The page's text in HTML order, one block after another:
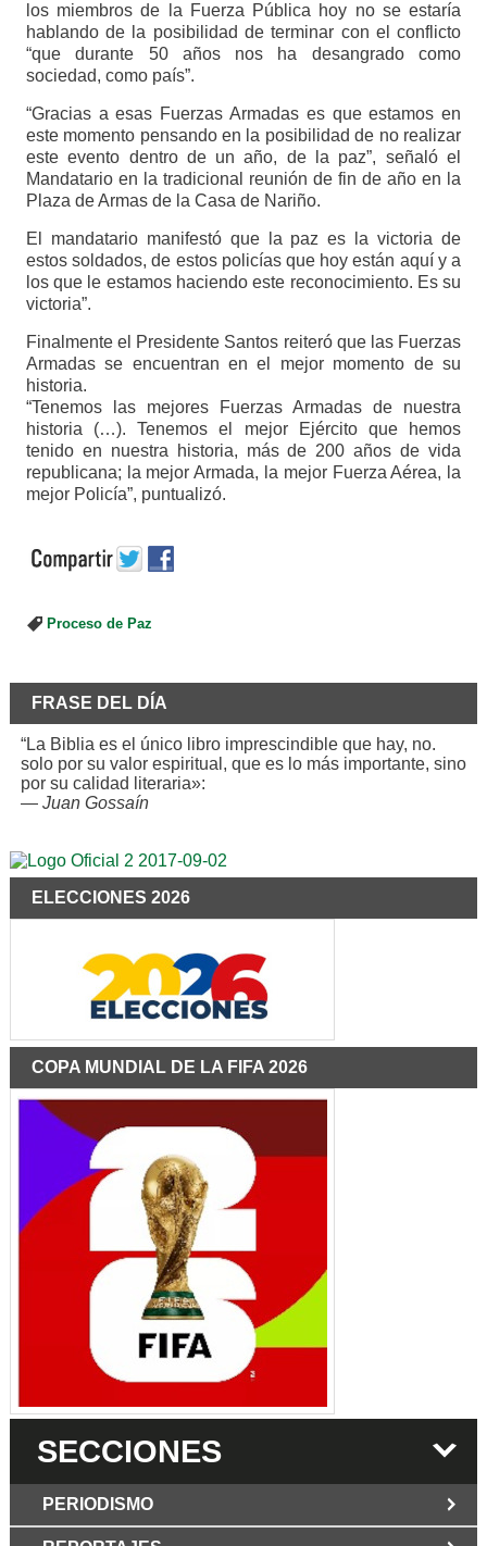
los miembros de la Fuerza Pública hoy no se estaría
hablando de la posibilidad de terminar con el conflicto
“que durante 50 años nos ha desangrado como
sociedad, como país”.
“Gracias a esas Fuerzas Armadas es que estamos en
este momento pensando en la posibilidad de no realizar
este evento dentro de un año, de la paz”, señaló el
Mandatario en la tradicional reunión de fin de año en la
Plaza de Armas de la Casa de Nariño.
El mandatario manifestó que la paz es la victoria de
estos soldados, de estos policías que hoy están aquí y a
los que le estamos haciendo este reconocimiento. Es su
victoria”.
Finalmente el Presidente Santos reiteró que las Fuerzas
Armadas se encuentran en el mejor momento de su
historia.
“Tenemos las mejores Fuerzas Armadas de nuestra
historia (…). Tenemos el mejor Ejército que hemos
tenido en nuestra historia, más de 200 años de vida
republicana; la mejor Armada, la mejor Fuerza Aérea, la
mejor Policía”, puntualizó.
Proceso de Paz
FRASE DEL DÍA
“La Biblia es el único libro imprescindible que hay, no.
solo por su valor espiritual, que es lo más importante, sino
por su calidad literaria»:
— Juan Gossaín
ELECCIONES 2026
COPA MUNDIAL DE LA FIFA 2026
SECCIONES
PERIODISMO